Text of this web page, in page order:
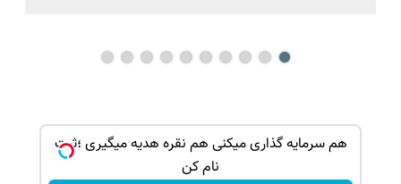
هم سرمایه گذاری میکنی هم نقره هدیه میگیری ؛ثبت
نام کن